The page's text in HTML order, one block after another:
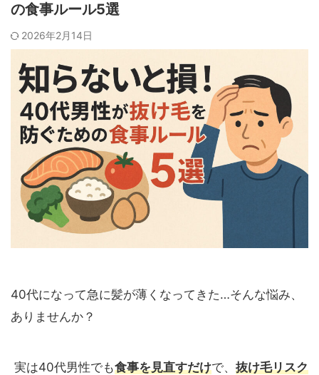
の食事ルール5選
2026年2月14日
40代になって急に髪が薄くなってきた…そんな悩み、
ありませんか？
実は40代男性でも食事を見直すだけで、 抜け毛リスク